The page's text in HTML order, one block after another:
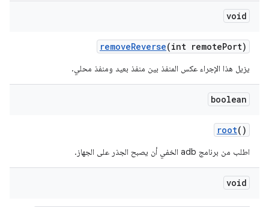
void
removeReverse(int remotePort)
يزيل هذا الإجراء عكس المنفذ بين منفذ بعيد ومنفذ محلي.
boolean
root()
اطلب من برنامج adb الخفي أن يصبح الجذر على الجهاز.
void